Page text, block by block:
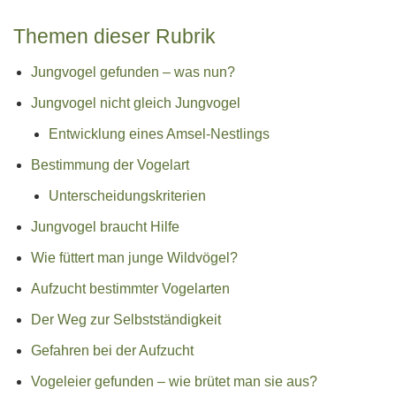
Themen dieser Rubrik
Jungvogel gefunden – was nun?
Jungvogel nicht gleich Jungvogel
Entwicklung eines Amsel-Nestlings
Bestimmung der Vogelart
Unterscheidungskriterien
Jungvogel braucht Hilfe
Wie füttert man junge Wildvögel?
Aufzucht bestimmter Vogelarten
Der Weg zur Selbstständigkeit
Gefahren bei der Aufzucht
Vogeleier gefunden – wie brütet man sie aus?